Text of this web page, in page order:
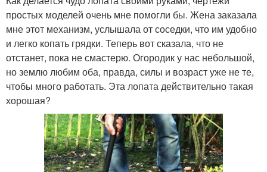
простых моделей очень мне помогли бы. Жена заказала
мне этот механизм, услышала от соседки, что им удобно
и легко копать грядки. Теперь вот сказала, что не
отстанет, пока не смастерю. Огородик у нас небольшой,
но землю любим оба, правда, силы и возраст уже не те,
чтобы много работать. Эта лопата действительно такая
хорошая?